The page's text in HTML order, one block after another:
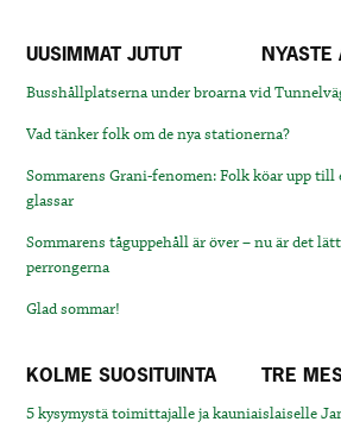
UUSIMMAT JUTUT NYASTE
Busshållplatserna under broarna vid
Vad tänker folk om de nya stationerna?
Sommarens Grani-fenomen: Folk köar upp
glassar
Sommarens tåguppehåll är över – nu är det
perrongerna
Glad sommar!
KOLME SUOSITUINTA TRE
5 kysymystä toimittajalle ja kauniaislaiselle